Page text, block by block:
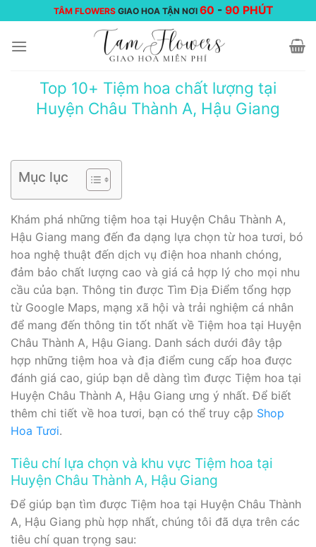
đến
nội
TÂM FLOWERS GIAO HOA TẬN NƠI 60 -90 PHÚT
Top 10+ Tiệm hoa chất lượng tại
Huyện Châu Thành A, Hậu Giang
Mục lục
Khám phá những tiệm hoa tại Huyện Châu Thành A,
Hậu Giang mang đến đa dạng lựa chọn từ hoa tươi, bó
hoa nghệ thuật đến dịch vụ điện hoa nhanh chóng,
đảm bảo chất lượng cao và giá cả hợp lý cho mọi nhu
cầu của bạn. Thông tin được Tìm Địa Điểm tổng hợp
từ Google Maps, mạng xã hội và trải nghiệm cá nhân
để mang đến thông tin tốt nhất về Tiệm hoa tại Huyện
Châu Thành A, Hậu Giang. Danh sách dưới đây tập
hợp những tiệm hoa và địa điểm cung cấp hoa được
đánh giá cao, giúp bạn dễ dàng tìm được Tiệm hoa tại
Huyện Châu Thành A, Hậu Giang ưng ý nhất. Để biết
thêm chi tiết về hoa tươi, bạn có thể truy cập Shop
Hoa Tươi.
Tiêu chí lựa chọn và khu vực Tiệm hoa tại
Huyện Châu Thành A, Hậu Giang
Để giúp bạn tìm được Tiệm hoa tại Huyện Châu Thành
A, Hậu Giang phù hợp nhất, chúng tôi đã dựa trên các
tiêu chí quan trọng sau: